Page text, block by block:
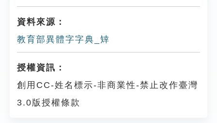
資料來源：
教育部異體字字典_䂔
授權資訊：
創用CC-姓名標示-非商業性-禁止改作臺灣
3.0版授權條款